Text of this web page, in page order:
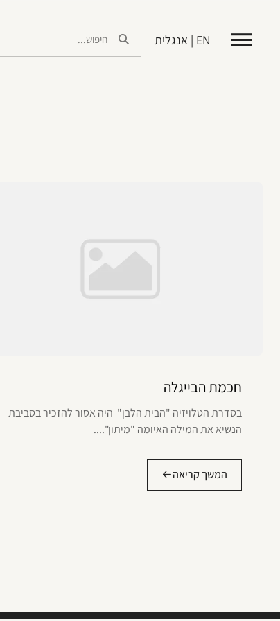
EN | אנגלית
חכמת הבייגלה
בסדרת הטלויזיה "הבית הלבן" היה אסור להזכיר בסביבת
הנשיא את המילה האיומה "מיתון"....
המשך קריאה